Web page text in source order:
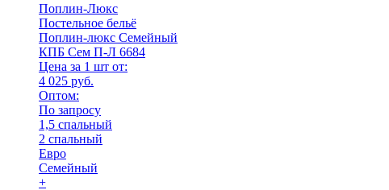
Поплин-Люкс
Постельное бельё
Поплин-люкс Семейный
КПБ Сем П-Л 6684
Цена за 1 шт от:
4 025 руб.
Оптом:
По запросу
1,5 спальный
2 спальный
Евро
Семейный
+